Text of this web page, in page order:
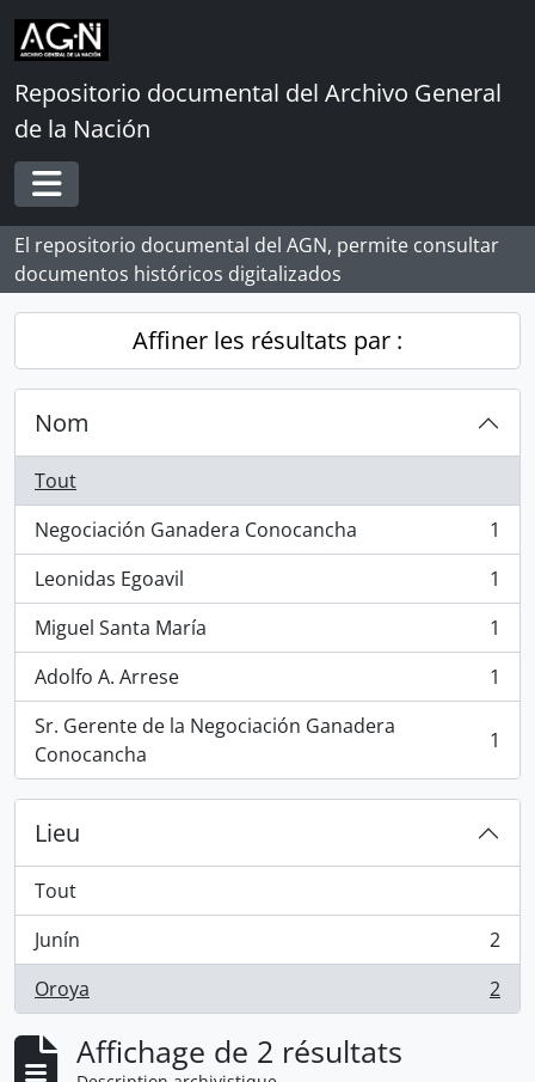
Skip to main content
Repositorio documental del Archivo General
de la Nación
Toggle navigation
El repositorio documental del AGN, permite consultar
documentos históricos digitalizados
Affiner les résultats par :
Nom
Tout
Negociación Ganadera Conocancha
, 1 résultats
1
Leonidas Egoavil
, 1 résultats
1
Miguel Santa María
, 1 résultats
1
Adolfo A. Arrese
, 1 résultats
1
Sr. Gerente de la Negociación Ganadera
Conocancha
, 1 résultats 1
Lieu
Tout
Junín
, 2 résultats
2
Oroya
, 2 résultats 2
Affichage de 2 résultats